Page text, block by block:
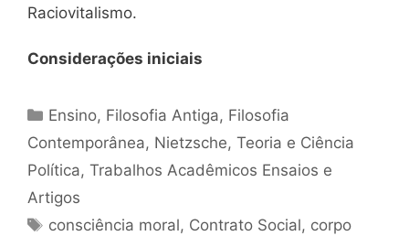
Raciovitalismo.
Considerações iniciais
Categorias
Ensino, Filosofia Antiga, Filosofia
Contemporânea, Nietzsche, Teoria e Ciência
Política, Trabalhos Acadêmicos Ensaios e
Artigos
Tags
consciência moral, Contrato Social, corpo